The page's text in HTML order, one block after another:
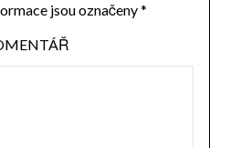
jsou označeny*